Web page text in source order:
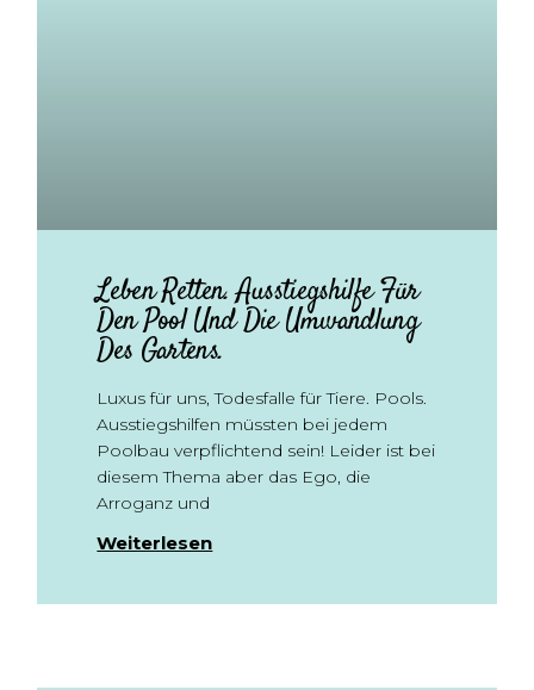
Leben Retten. Ausstiegshilfe Für
Den Pool Und Die Umwandlung
Des Gartens.
Luxus für uns, Todesfalle für Tiere. Pools.
Ausstiegshilfen müssten bei jedem
Poolbau verpflichtend sein! Leider ist bei
diesem Thema aber das Ego, die
Arroganz und
Weiterlesen